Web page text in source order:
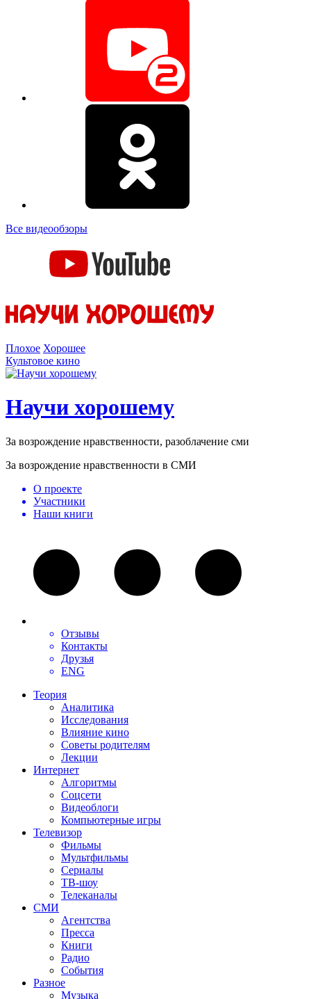
Все видеообзоры
Плохое Хорошее
Культовое кино
Научи хорошему
За возрождение нравственности, разоблачение сми
За возрождение нравственности в СМИ
О проекте
Участники
Наши книги
Отзывы
Контакты
Друзья
ENG
Теория
Аналитика
Исследования
Влияние кино
Советы родителям
Лекции
Интернет
Алгоритмы
Соцсети
Видеоблоги
Компьютерные игры
Телевизор
Фильмы
Мультфильмы
Сериалы
ТВ-шоу
Телеканалы
СМИ
Агентства
Пресса
Книги
Радио
События
Разное
Музыка